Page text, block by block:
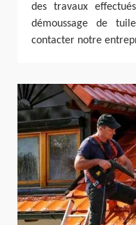
des travaux
démoussage de
contacter notre